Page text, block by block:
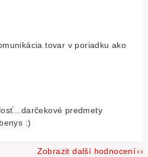
je 5 z 5 hvězdiček.
tovar v poriadku ako
je 5 z 5 hvězdiček.
predmety
:)
Zobrazit další hodnocení